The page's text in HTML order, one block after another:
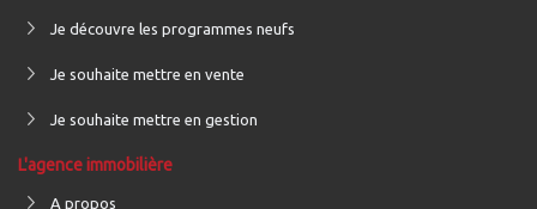
Je découvre les programmes neufs
Je souhaite mettre en vente
Je souhaite mettre en gestion
L'agence immobilière
A propos